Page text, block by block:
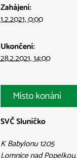
Zahájení:
1.2.2021, 0:00
Ukončení:
28.2.2021, 14:00
Místo konání
SVČ Sluníčko
K Babylonu 1205